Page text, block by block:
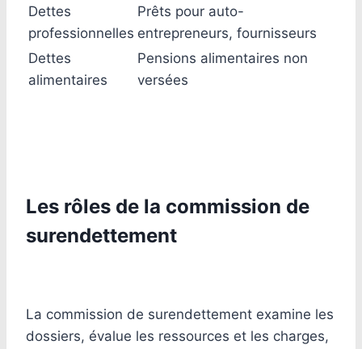
Dettes
professionnelles
Prêts pour auto-
entrepreneurs, fournisseurs
Dettes
alimentaires
Pensions alimentaires non
versées
Les rôles de la commission de
surendettement
La commission de surendettement examine les
dossiers, évalue les ressources et les charges,